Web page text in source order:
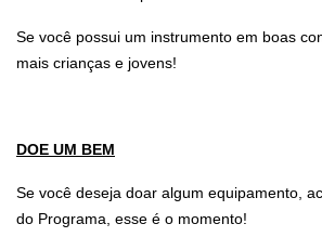
Se você possui um instrumento em boas
mais crianças e jovens!
DOE UM BEM
Se você deseja doar algum equipamento,
do Programa, esse é o momento!